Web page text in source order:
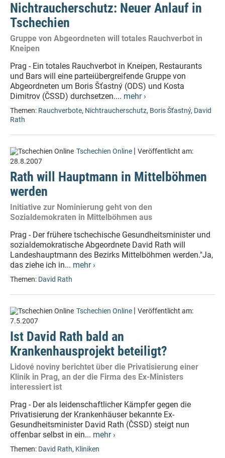
Nichtraucherschutz: Neuer Anlauf in
Tschechien
Gruppe von Abgeordneten will totales Rauchverbot in
Kneipen
Prag - Ein totales Rauchverbot in Kneipen, Restaurants
und Bars will eine parteiübergreifende Gruppe von
Abgeordneten um Boris Šťastný (ODS) und Kosta
Dimitrov (ČSSD) durchsetzen.... mehr ›
Themen: Rauchverbote, Nichtraucherschutz, Boris Šťastný, David
Rath
Tschechien Online | Veröffentlicht am:
28.8.2007
Rath will Hauptmann in Mittelböhmen
werden
Initiative zur Nominierung geht von den
Sozialdemokraten in Mittelböhmen aus
Prag - Der frühere tschechische Gesundheitsminister und
sozialdemokratische Abgeordnete David Rath will
Landeshauptmann des Bezirks Mittelböhmen werden."Ja,
das ziehe ich in... mehr ›
Themen: David Rath
Tschechien Online | Veröffentlicht am:
7.5.2007
Ist David Rath bald an
Krankenhausprojekt beteiligt?
Lidové noviny berichtet über die Privatisierung einer
Klinik in Prag, an der die Firma des Ex-Ministers
interessiert ist
Prag - Der als leidenschaftlicher Kämpfer gegen die
Privatisierung der Krankenhäuser bekannte Ex-
Gesundheitsminister David Rath (ČSSD) steigt nun
offenbar selbst in ein... mehr ›
Themen: David Rath, Kliniken